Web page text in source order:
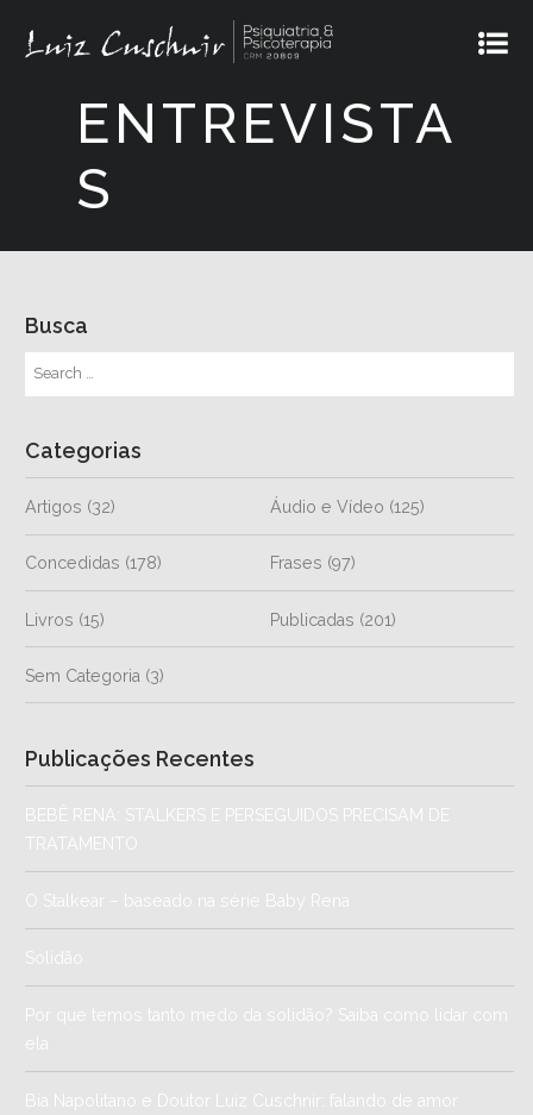
ENTREVISTA
S
Busca
Categorias
Artigos (32) Áudio e Vídeo (125)
Concedidas (178) Frases (97)
Livros (15) Publicadas (201)
Sem Categoria (3)
Publicações Recentes
BEBÊ RENA: STALKERS E PERSEGUIDOS PRECISAM DE
TRATAMENTO
O Stalkear – baseado na série Baby Rena
Solidão
Por que temos tanto medo da solidão? Saiba como lidar com
ela
Bia Napolitano e Doutor Luiz Cuschnir: falando de amor